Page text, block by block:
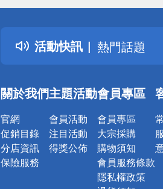
活動快訊
詐騙網頁！
得獎公告
熱門話題
銀行優惠
詐騙網頁！
關於我們
官網
促銷目錄
分店資訊
保險服務
主題活動
會員活動
注目活動
得獎公佈
會員專區
會員專區
大宗採購
購物須知
會員服務條款
隱私權政策